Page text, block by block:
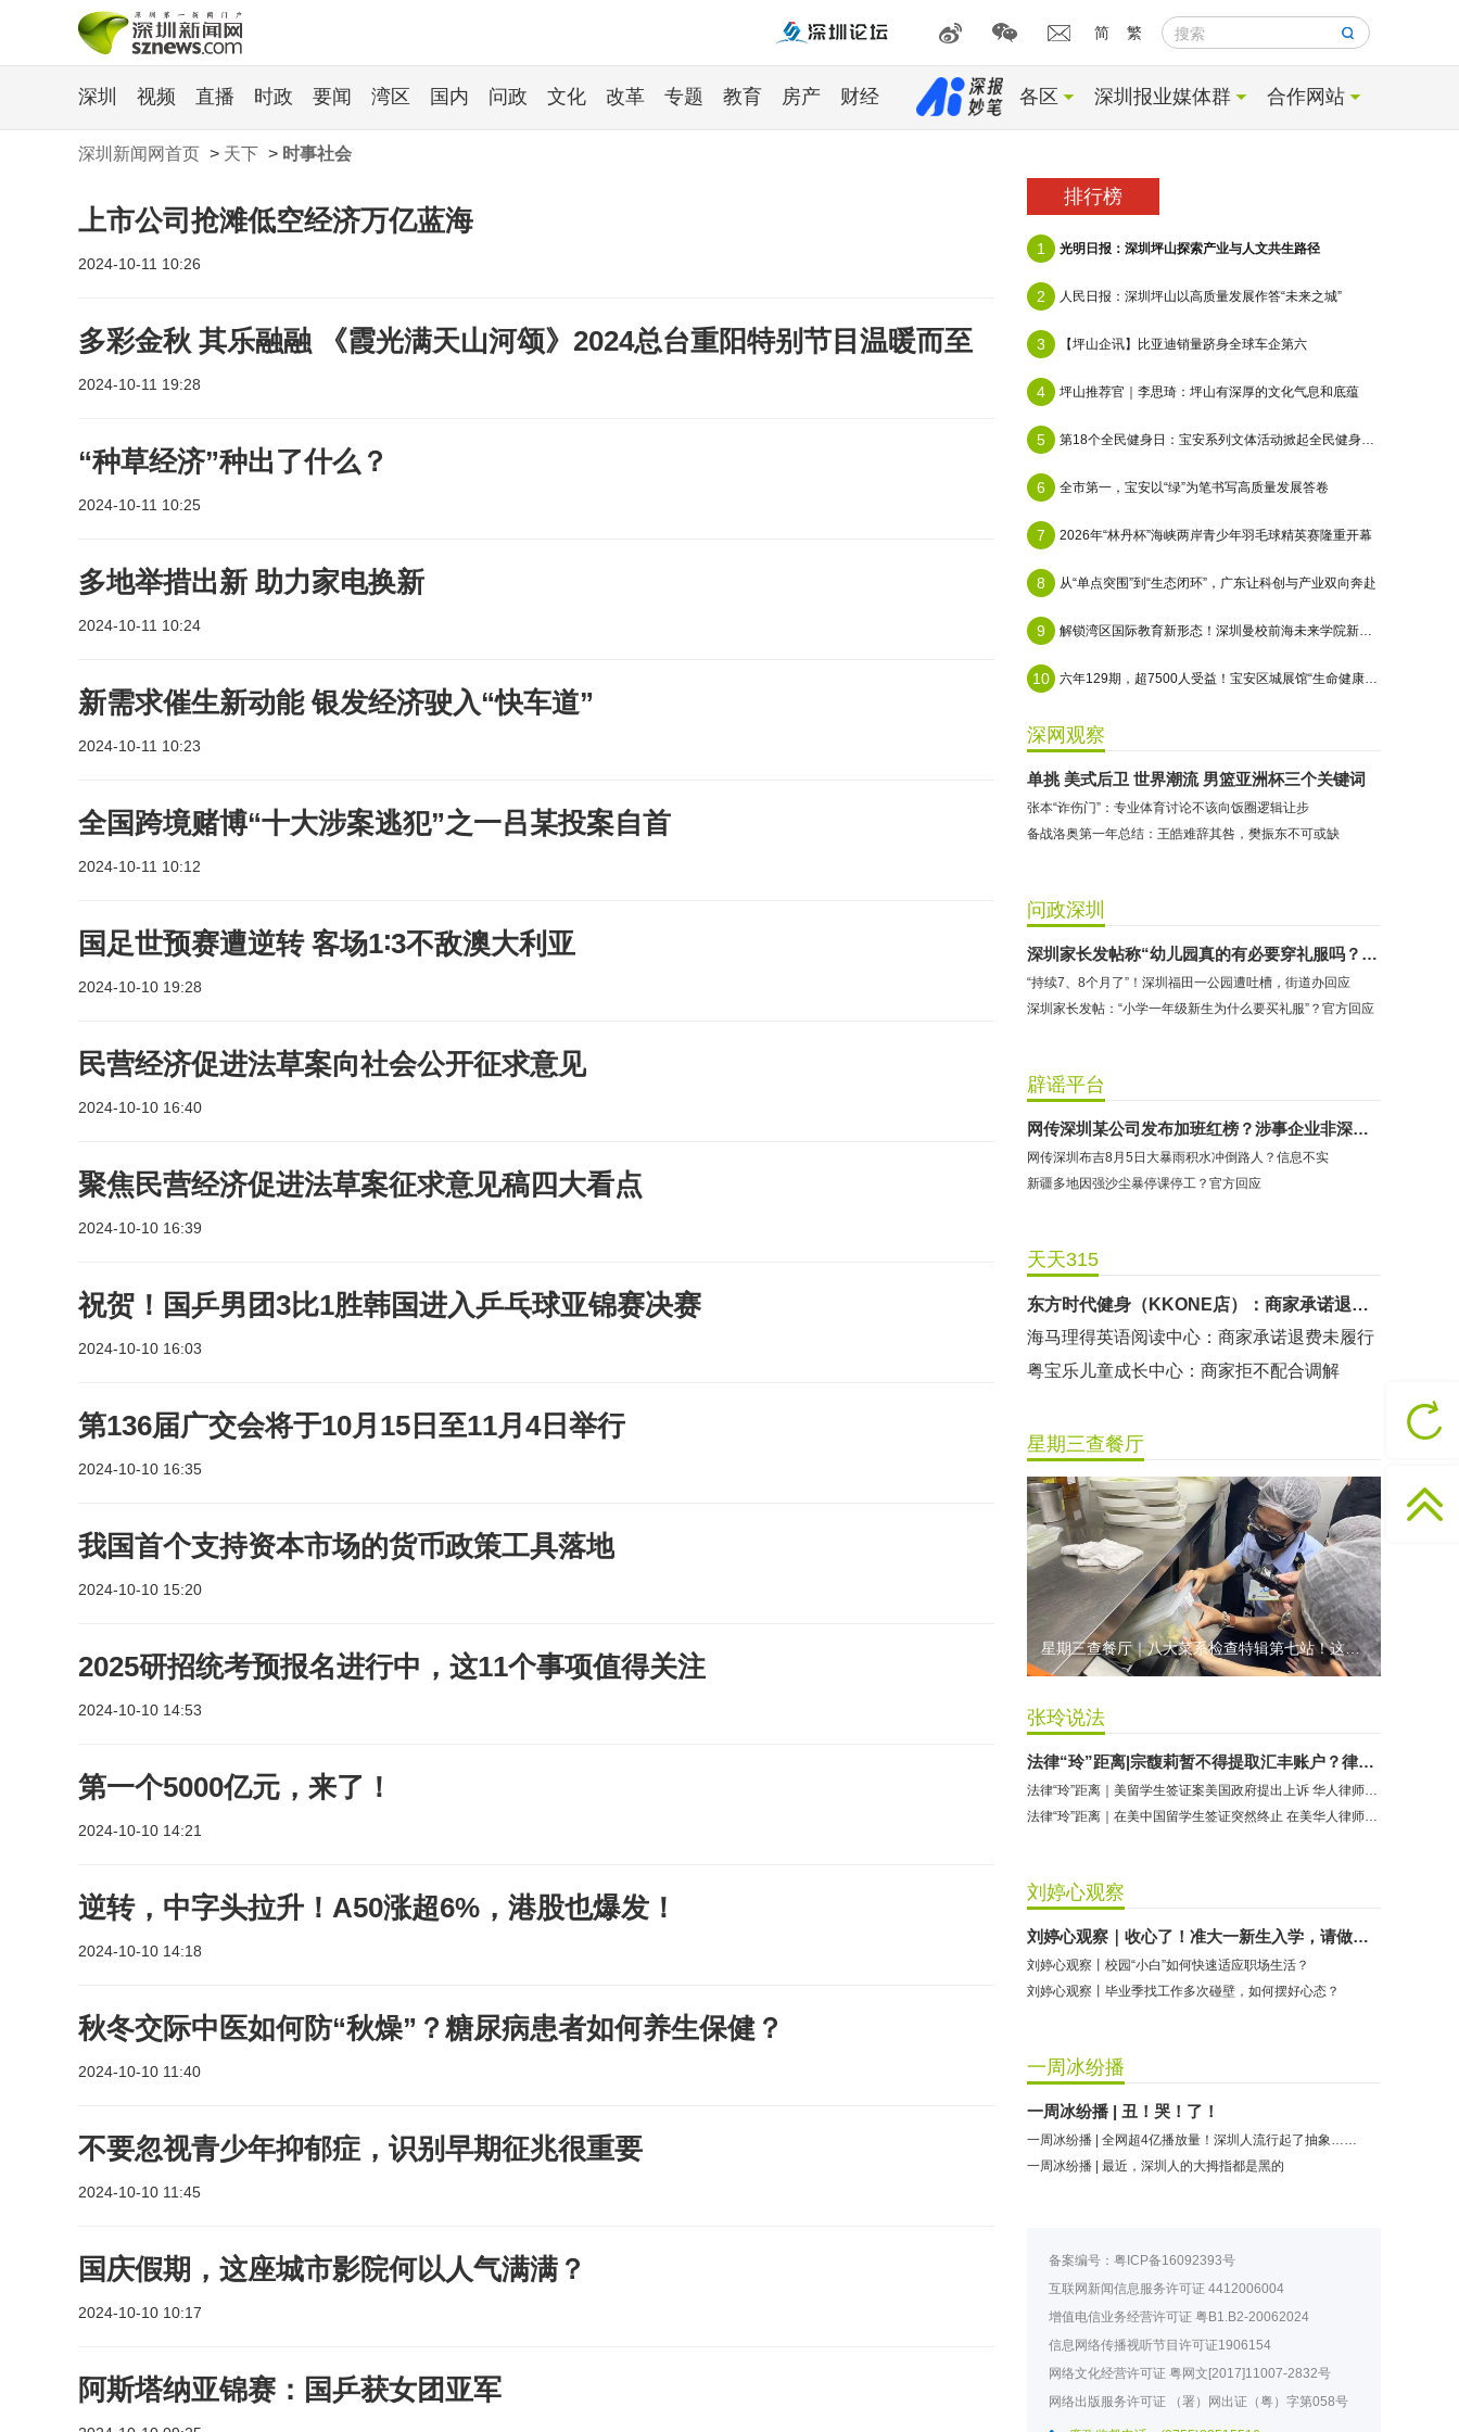
简 繁 搜索
深圳 视频 直播 时政 要闻 湾区 国内 问政 文化 改革 专题 教育 房产 财经 各区 深圳报业媒体群 合作网站
深圳新闻网首页 > 天下 > 时事社会
上市公司抢滩低空经济万亿蓝海
2024-10-11 10:26
多彩金秋 其乐融融 《霞光满天山河颂》2024总台重阳特别节目温暖而至
2024-10-11 19:28
“种草经济”种出了什么？
2024-10-11 10:25
多地举措出新 助力家电换新
2024-10-11 10:24
新需求催生新动能 银发经济驶入“快车道”
2024-10-11 10:23
全国跨境赌博“十大涉案逃犯”之一吕某投案自首
2024-10-11 10:12
国足世预赛遭逆转 客场1∶3不敌澳大利亚
2024-10-10 19:28
民营经济促进法草案向社会公开征求意见
2024-10-10 16:40
聚焦民营经济促进法草案征求意见稿四大看点
2024-10-10 16:39
祝贺！国乒男团3比1胜韩国进入乒乓球亚锦赛决赛
2024-10-10 16:03
第136届广交会将于10月15日至11月4日举行
2024-10-10 16:35
我国首个支持资本市场的货币政策工具落地
2024-10-10 15:20
2025研招统考预报名进行中，这11个事项值得关注
2024-10-10 14:53
第一个5000亿元，来了！
2024-10-10 14:21
逆转，中字头拉升！A50涨超6%，港股也爆发！
2024-10-10 14:18
秋冬交际中医如何防“秋燥”？糖尿病患者如何养生保健？
2024-10-10 11:40
不要忽视青少年抑郁症，识别早期征兆很重要
2024-10-10 11:45
国庆假期，这座城市影院何以人气满满？
2024-10-10 10:17
阿斯塔纳亚锦赛：国乒获女团亚军
排行榜
1 光明日报：深圳坪山探索产业与人文共生路径
2 人民日报：深圳坪山以高质量发展作答“未来之城”
3 【坪山企讯】比亚迪销量跻身全球车企第六
4 坪山推荐官｜李思琦：坪山有深厚的文化气息和底蕴
5 第18个全民健身日：宝安系列文体活动掀起​全民健身热潮
6 全市第一，宝安以“绿”为笔书写高质量发展答卷
7 2026年“林丹杯”海峡两岸青少年羽毛球精英赛隆重开幕
8 从“单点突围”到“生态闭环”，广东让科创与产业双向奔赴
9 解锁湾区国际教育新形态！深圳曼校前海未来学院新校区正式启航
10 六年129期，超7500人受益！宝安区城展馆“生命健康主题季”完美收官
深网观察
单挑 美式后卫 世界潮流 男篮亚洲杯三个关键词
张本“诈伤门”：专业体育讨论不该向饭圈逻辑让步
备战洛奥第一年总结：王皓难辞其咎，樊振东不可或缺
问政深圳
深圳家长发帖称“幼儿园真的有必要穿礼服吗？”教育局回应
“持续7、8个月了”！深圳福田一公园遭吐槽，街道办回应
深圳家长发帖：“小学一年级新生为什么要买礼服”？官方回应
辟谣平台
网传深圳某公司发布加班红榜？涉事企业非深圳企业
网传深圳布吉8月5日大暴雨积水冲倒路人？信息不实
新疆多地因强沙尘暴停课停工？官方回应
天天315
哈尔特健身：商家拒不配合调解
香港卡依宝贝国际婴幼儿游泳馆：商家停业未退费
龅牙兔儿童情商训练营：商家承诺退费未履行
东方时代健身（KKONE店）：商家承诺退费未履行
海马理得英语阅读中心：商家承诺退费未履行
粤宝乐儿童成长中心：商家拒不配合调解
哈尔特健身：商家拒不配合调解
香港卡依宝贝国际婴幼儿游泳馆：商家停业未退费
龅牙兔儿童情商训练营：商家承诺退费未履行
预付式消费退款难 深圳市消委会公开谴责力美健华联店
元宵佳节，发生了“甜蜜的烦恼”该怎么办？
2021年深圳市消费投诉分析报告出炉 教育培训投诉量增长
星期三查餐厅
星期三查餐厅｜八大菜系检查特辑第七站！这家米其林一星人气闽菜餐厅后厨干净吗？
张玲说法
法律“玲”距离|宗馥莉暂不得提取汇丰账户？律师解读香港法院裁决
刘婷心观察
刘婷心观察｜收心了！准大一新生入学，请做好这些准备
刘婷心观察丨校园“小白”如何快速适应职场生活？
刘婷心观察丨毕业季找工作多次碰壁，如何摆好心态？
一周冰纷播
一周冰纷播 | 丑！哭！了！
一周冰纷播 | 全网超4亿播放量！深圳人流行起了抽象……
一周冰纷播 | 最近，深圳人的大拇指都是黑的
备案编号：粤ICP备16092393号
互联网新闻信息服务许可证4412006004
增值电信业务经营许可证粤B1.B2-20062024
信息网络传播视听节目许可证1906154
网络文化经营许可证粤网文[2017]11007-2832号
网络出版服务许可证
（署）网出证（粤）字第058号